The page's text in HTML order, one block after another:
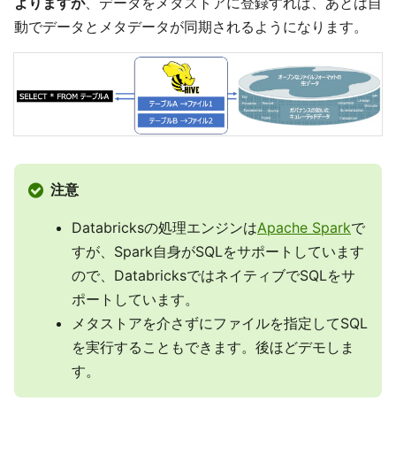
動でデータとメタデータが同期されるようになります。
注意
Databricksの処理エンジンはApache Sparkで
すが、Spark自身がSQLをサポートしています
ので、DatabricksではネイティブでSQLをサ
ポートしています。
メタストアを介さずにファイルを指定してSQL
を実行することもできます。後ほどデモしま
す。